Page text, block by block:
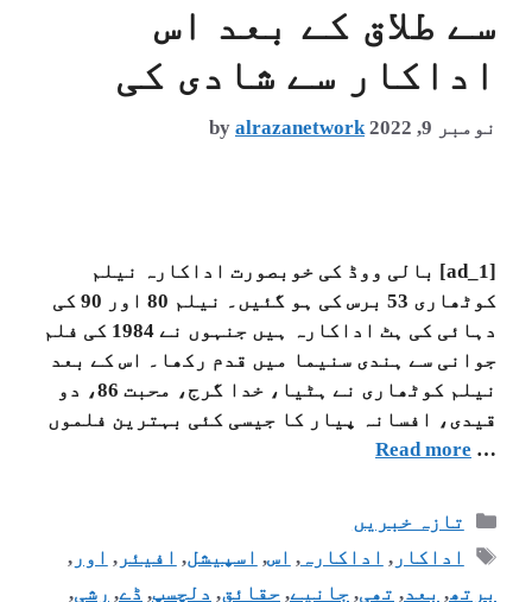
سے طلاق کے بعد اس
اداکار سے شادی کی
نومبر 9, 2022 by alrazanetwork
[ad_1] بالی ووڈ کی خوبصورت اداکارہ نیلم
کوٹھاری 53 برس کی ہو گئیں۔ نیلم 80 اور 90 کی
دہائی کی ہٹ اداکارہ ہیں جنہوں نے 1984 کی فلم
جوانی سے ہندی سنیما میں قدم رکھا۔ اس کے بعد
نیلم کوٹھاری نے ہٹیا، خدا گرج، محبت 86، دو
قیدی، افسانہ پیار کا جیسی کئی بہترین فلموں
…
Read more
تازہ خبریں
اداکار, اداکارہ, اس, اسپیشل, افیئر, اور,
برتھ, بعد, تھی, جانیے, حقائق, دلچسپ, ڈے, رشی,